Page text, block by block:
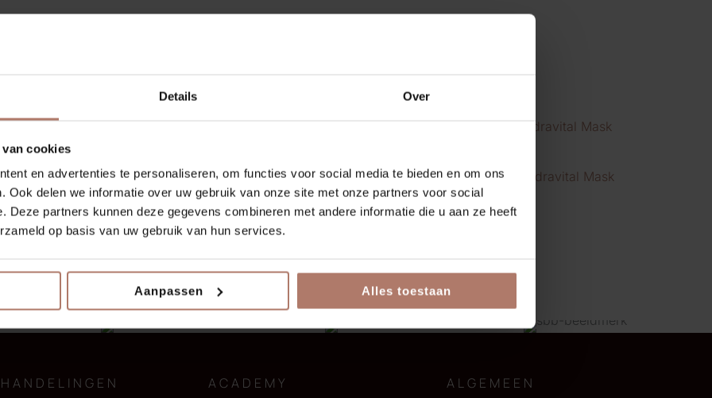
Details Over
cookies
en advertenties te personaliseren, om functies voor social media te bieden en om ons
Ook delen we informatie over uw gebruik van onze site met onze partners voor social
Deze partners kunnen deze gegevens combineren met andere informatie die u aan ze heeft
op basis van uw gebruik van hun services.
Aanpassen Alles toestaan
Acne One Gel 50ml
incl. BTW
Mesoestetic Hydra vital factor k
€67,00 incl. BTW
Mesoestetic Hydravital Mask
€48,00
ACADEMY ALGEMEEN